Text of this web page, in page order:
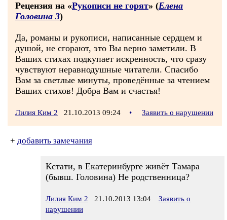
Рецензия на «Рукописи не горят» (Елена
Головина 3)
Да, романы и рукописи, написанные сердцем и
душой, не сгорают, это Вы верно заметили. В
Ваших стихах подкупает искренность, что сразу
чувствуют неравнодушные читатели. Спасибо
Вам за светлые минуты, проведённые за чтением
Ваших стихов! Добра Вам и счастья!
Лилия Ким 2 21.10.2013 09:24 • Заявить о нарушении
+ добавить замечания
Кстати, в Екатеринбурге живёт Тамара
(бывш. Головина) Не родственница?
Лилия Ким 2 21.10.2013 13:04
Заявить о
нарушении